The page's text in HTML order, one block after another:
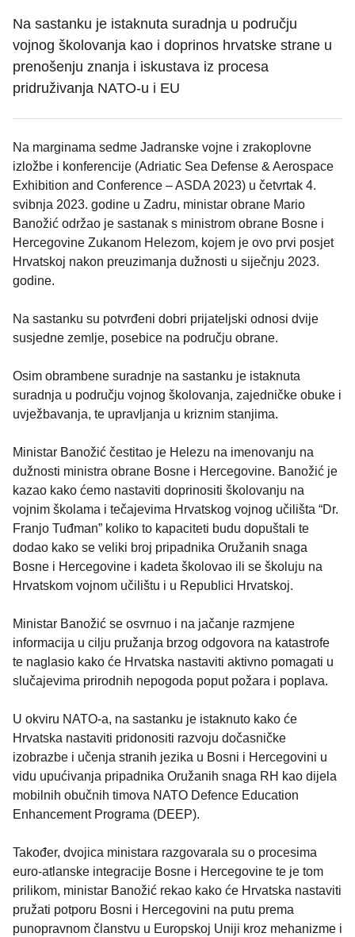
Na sastanku je istaknuta suradnja u području
vojnog školovanja kao i doprinos hrvatske strane u
prenošenju znanja i iskustava iz procesa
pridruživanja NATO-u i EU
Na marginama sedme Jadranske vojne i zrakoplovne
izložbe i konferencije (Adriatic Sea Defense & Aerospace
Exhibition and Conference – ASDA 2023) u četvrtak 4.
svibnja 2023. godine u Zadru, ministar obrane Mario
Banožić održao je sastanak s ministrom obrane Bosne i
Hercegovine Zukanom Helezom, kojem je ovo prvi posjet
Hrvatskoj nakon preuzimanja dužnosti u siječnju 2023.
godine.
Na sastanku su potvrđeni dobri prijateljski odnosi dvije
susjedne zemlje, posebice na području obrane.
Osim obrambene suradnje na sastanku je istaknuta
suradnja u području vojnog školovanja, zajedničke obuke i
uvježbavanja, te upravljanja u kriznim stanjima.
Ministar Banožić čestitao je Helezu na imenovanju na
dužnosti ministra obrane Bosne i Hercegovine. Banožić je
kazao kako ćemo nastaviti doprinositi školovanju na
vojnim školama i tečajevima Hrvatskog vojnog učilišta “Dr.
Franjo Tuđman” koliko to kapaciteti budu dopuštali te
dodao kako se veliki broj pripadnika Oružanih snaga
Bosne i Hercegovine i kadeta školovao ili se školuju na
Hrvatskom vojnom učilištu i u Republici Hrvatskoj.
Ministar Banožić se osvrnuo i na jačanje razmjene
informacija u cilju pružanja brzog odgovora na katastrofe
te naglasio kako će Hrvatska nastaviti aktivno pomagati u
slučajevima prirodnih nepogoda poput požara i poplava.
U okviru NATO-a, na sastanku je istaknuto kako će
Hrvatska nastaviti pridonositi razvoju dočasničke
izobrazbe i učenja stranih jezika u Bosni i Hercegovini u
vidu upućivanja pripadnika Oružanih snaga RH kao dijela
mobilnih obučnih timova NATO Defence Education
Enhancement Programa (DEEP).
Također, dvojica ministara razgovarala su o procesima
euro-atlanske integracije Bosne i Hercegovine te je tom
prilikom, ministar Banožić rekao kako će Hrvatska nastaviti
pružati potporu Bosni i Hercegovini na putu prema
punopravnom članstvu u Europskoj Uniji kroz mehanizme i